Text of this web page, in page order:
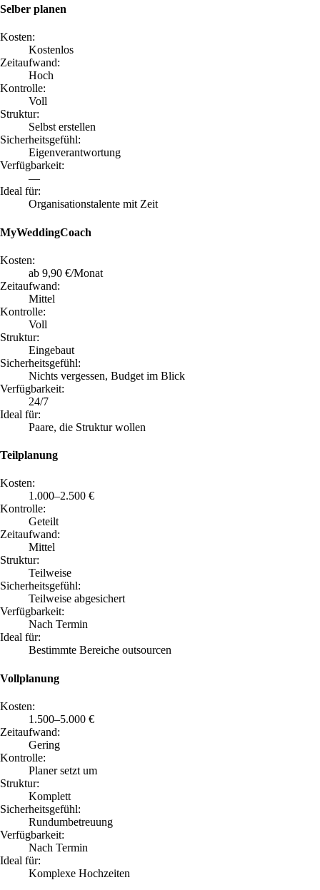
Selber planen
Kosten:
Kostenlos
Zeitaufwand:
Hoch
Kontrolle:
Voll
Struktur:
Selbst erstellen
Sicherheitsgefühl:
Eigenverantwortung
Verfügbarkeit:
—
Ideal für:
Organisationstalente mit Zeit
MyWeddingCoach
Kosten:
ab 9,90 €/Monat
Zeitaufwand:
Mittel
Kontrolle:
Voll
Struktur:
Eingebaut
Sicherheitsgefühl:
Nichts vergessen, Budget im Blick
Verfügbarkeit:
24/7
Ideal für:
Paare, die Struktur wollen
Teilplanung
Kosten:
1.000–2.500 €
Kontrolle:
Geteilt
Zeitaufwand:
Mittel
Struktur:
Teilweise
Sicherheitsgefühl:
Teilweise abgesichert
Verfügbarkeit:
Nach Termin
Ideal für:
Bestimmte Bereiche outsourcen
Vollplanung
Kosten:
1.500–5.000 €
Zeitaufwand:
Gering
Kontrolle:
Planer setzt um
Struktur:
Komplett
Sicherheitsgefühl:
Rundumbetreuung
Verfügbarkeit:
Nach Termin
Ideal für:
Komplexe Hochzeiten